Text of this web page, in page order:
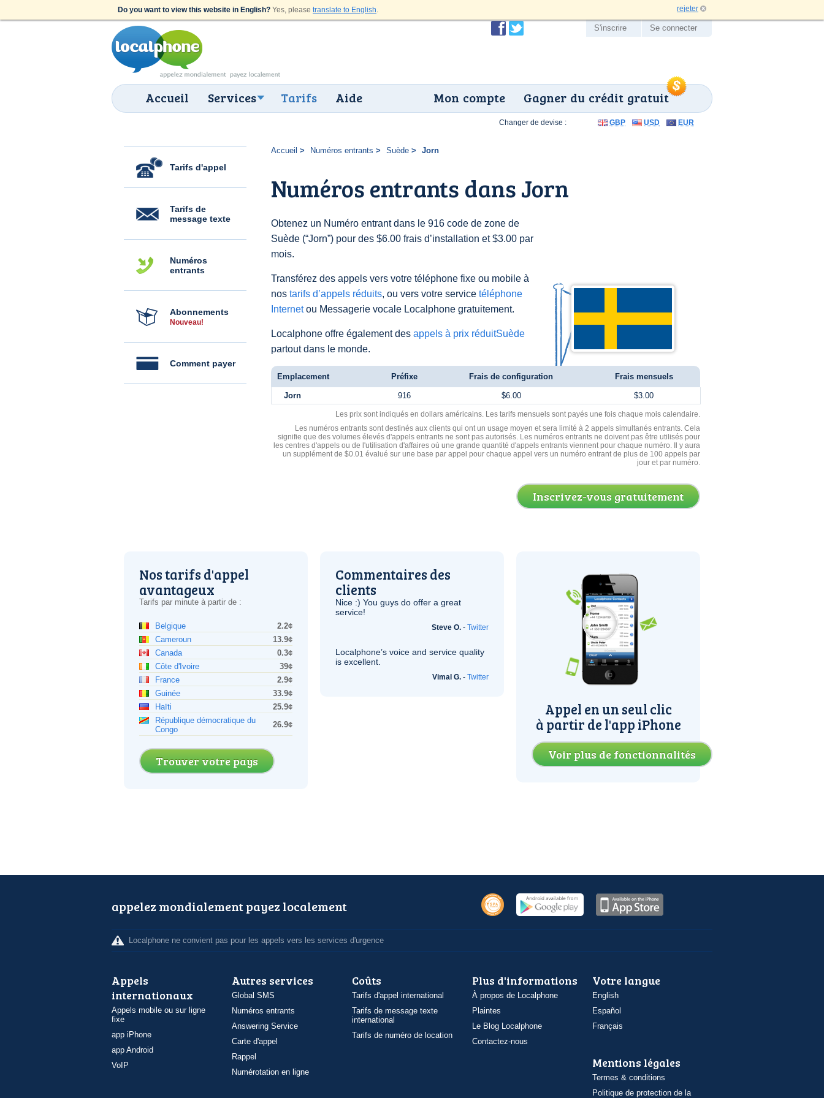
Do you want to view this website in English? Yes, please translate to English. rejeter
Accueil Services Tarifs Aide Gagner du crédit gratuit
Mon compte
S'inscrire Se connecter
Tarifs d'appel
Tarifs de
message texte
Numéros
entrants
Abonnements
Nouveau!
Comment payer
Accueil Numéros entrants Suède Jorn
Numéros entrants dans Jorn
Obtenez un Numéro entrant dans le 916 code de zone de
Suède (“Jorn”) pour des $6.00 frais d’installation et $3.00 par
mois.
Transférez des appels vers votre téléphone fixe ou mobile à
nos tarifs d’appels réduits, ou vers votre service téléphone
Internetou Messagerie vocale Localphone gratuitement.
Localphone offre également des appels à prix réduitSuède
partout dans le monde.
Changer de devise : GBP USD EUR
Emplacement Préfixe Frais de configuration Frais mensuels
Jorn 916 $6.00 $3.00
Les prix sont indiqués en dollars américains. Les tarifs mensuels sont payés une fois chaque mois calendaire.
Les numéros entrants sont destinés aux clients qui ont un usage moyen et sera limité à 2 appels simultanés entrants. Cela
signifie que des volumes élevés d'appels entrants ne sont pas autorisés. Les numéros entrants ne doivent pas être utilisés pour
les centres d'appels ou de l'utilisation d'affaires où une grande quantité d'appels entrants viennent pour chaque numéro. Il y aura
un supplément de $0.01 évalué sur une base par appel pour chaque appel vers un numéro entrant de plus de 100 appels par
jour et par numéro.
Inscrivez-vous gratuitement
Nos tarifs d'appel
avantageux
Tarifs par minute à partir de :
Belgique
2.2¢
Cameroun
13.9¢
Canada
0.3¢
Côte d'Ivoire
39¢
France
2.9¢
Guinée
33.9¢
Haïti
25.9¢
République démocratique du
Congo
26.9¢
Trouver votre pays
Commentaires des
clients
Nice :) You guys do offer a great
service!
Steve O. - Twitter
Localphone’s voice and service quality
is excellent.
Vimal G. - Twitter
Appel en un seul clic
à partir de l'app iPhone
Voir plus de fonctionnalités
appelez mondialement payez localement
Localphone ne convient pas pour les appels vers les services d'urgence
Appels
internationaux
Appels mobile ou sur ligne
fixe
app iPhone
app Android
VoIP
Autres services
Global SMS
Numéros entrants
Answering Service
Carte d'appel
Rappel
Numérotation en ligne
Coûts
Tarifs d'appel international
Tarifs de message texte
international
Tarifs de numéro de location
Plus d'informations
À propos de Localphone
Plaintes
Le Blog Localphone
Contactez-nous
Votre langue
English
Español
Français
Mentions légales
Termes & conditions
Politique de protection de la